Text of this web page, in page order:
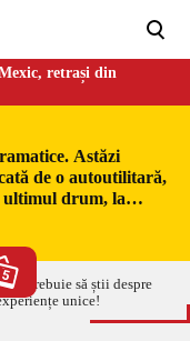
retrași din
Astăzi
de o autoutilitară,
ultimul drum, la
5